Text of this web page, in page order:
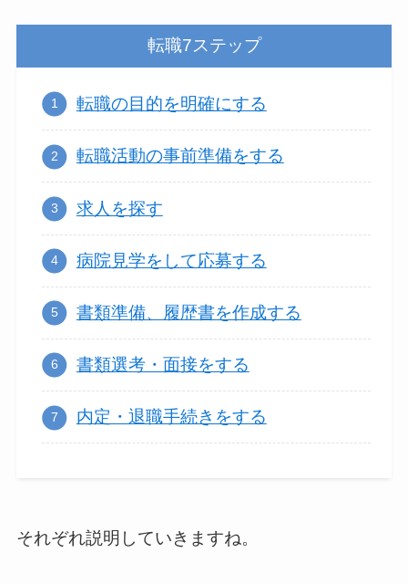
転職7ステップ
転職の目的を明確にする
転職活動の事前準備をする
求人を探す
病院見学をして応募する
書類準備、履歴書を作成する
書類選考・面接をする
内定・退職手続きをする
それぞれ説明していきますね。